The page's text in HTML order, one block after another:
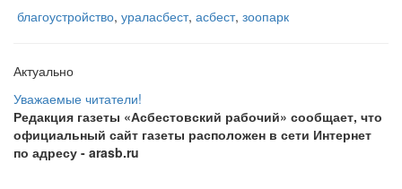
благоустройство, ураласбест, асбест, зоопарк
Актуально
Уважаемые читатели!
Редакция газеты «Асбестовский рабочий» сообщает, что
официальный сайт газеты расположен в сети Интернет
по адресу - arasb.ru